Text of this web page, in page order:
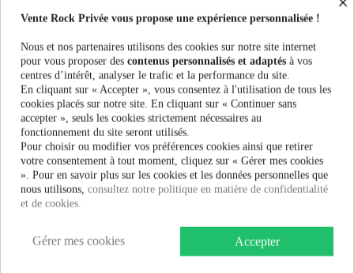
Plus que100,00 €et la livraison est offerte !
Guide des tailles
En savoir plus
Fiche technique
Marque
Robe Hell bunny Marvelette
Vente Rock Privée vous propose une expérience personnalisée !
Nous et nos partenaires utilisons des cookies sur notre site internet
pour vous proposer des contenus personnalisés et adaptés à vos
centres d’intérêt, analyser le trafic et la performance du site.
En cliquant sur « Accepter », vous consentez à l'utilisation de tous les
cookies placés sur notre site. En cliquant sur « Continuer sans
accepter », seuls les cookies strictement nécessaires au
fonctionnement du site seront utilisés.
Pour choisir ou modifier vos préférences cookies ainsi que retirer
votre consentement à tout moment, cliquez sur « Gérer mes cookies
». Pour en savoir plus sur les cookies et les données personnelles que
nous utilisons, consultez notre politique en matière de confidentialité
et de cookies.
Accepter
Gérer mes cookies